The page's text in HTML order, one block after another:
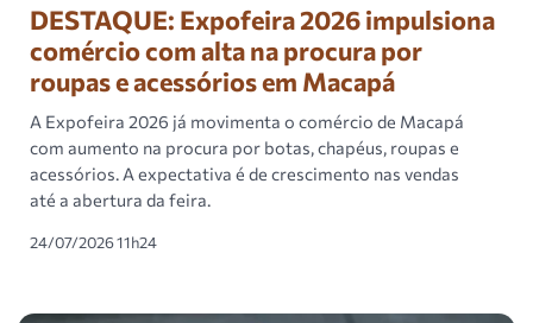
DESTAQUE: Expofeira 2026 impulsiona
comércio com alta na procura por
roupas e acessórios em Macapá
A Expofeira 2026 já movimenta o comércio de Macapá
com aumento na procura por botas, chapéus, roupas e
acessórios. A expectativa é de crescimento nas vendas
até a abertura da feira.
24/07/2026 11h24